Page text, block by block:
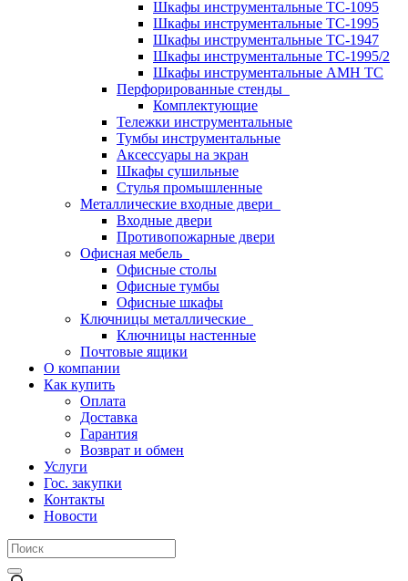
Шкафы инструментальные TC-1095
Шкафы инструментальные TC-1995
Шкафы инструментальные TC-1947
Шкафы инструментальные TC-1995/2
Шкафы инструментальные AMH TC
Перфорированные стенды
Комплектующие
Тележки инструментальные
Тумбы инструментальные
Аксессуары на экран
Шкафы сушильные
Стулья промышленные
Металлические входные двери
Входные двери
Противопожарные двери
Офисная мебель
Офисные столы
Офисные тумбы
Офисные шкафы
Ключницы металлические
Ключницы настенные
Почтовые ящики
О компании
Как купить
Оплата
Доставка
Гарантия
Возврат и обмен
Услуги
Гос. закупки
Контакты
Новости